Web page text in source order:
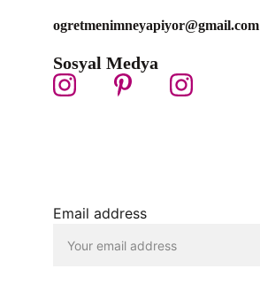
ogretmenimneyapiyor@gmail.com
Sosyal Medya
Email address